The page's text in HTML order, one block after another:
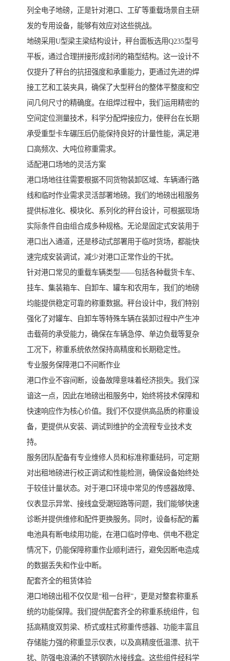
列全电子地磅，正是针对港口、工矿等重载场景自主研
发的专用设备，能够有效应对这些挑战。
地磅采用U型梁主梁结构设计，秤台面板选用Q235型号
平板，通过合理拼接形成封闭的箱型结构。这一设计不
仅提升了秤台的抗扭强度和承重能力，更通过先进的焊
接工艺和工装夹具，确保了大型秤台的整体平整度和空
间几何尺寸的精确度。在组焊过程中，我们运用精密的
空间定位测量技术，科学分配焊接应力，使秤台在长期
承受重型卡车碾压后仍能保持良好的计量性能，满足港
口高频次、大吨位称重需求。
适配港口场地的灵活方案
港口场地往往需要根据不同货物装卸区域、车辆通行路
线和临时作业需求灵活部署地磅。我们的地磅出租服务
提供标准化、模块化、系列化的秤台设计，可根据现场
实际条件自由组合成多种规格。无论是固定式安装用于
港口出入通道，还是移动式部署用于临时货场，都能快
速完成安装调试，减少对港口正常作业的干扰。
针对港口常见的重载车辆类型——包括各种载货卡车、
挂车、集装箱车、自卸车、罐车和农用车，我们的地磅
均能提供稳定可靠的称重数据。秤台设计中，我们特别
强化了对罐车、自卸车等特殊车辆在装卸过程中产生冲
击载荷的承受能力，确保在车辆急停、单边负载等复杂
工况下，称重系统依然保持高精度和长期稳定性。
专业服务保障港口不间断作业
港口作业不容间断，设备故障意味着经济损失。我们深
谙这一点，因此在地磅出租服务中，始终将技术保障和
快速响应作为核心价值。我们不仅提供高品质的称重设
备，更提供从安装、调试到维护的全流程专业技术支
持。
服务团队配备有专业维修人员和标准称重砝码，可定期
对出租地磅进行校正调试和性能检测，确保设备始终处
于较佳计量状态。对于港口环境中常见的传感器故障、
仪表显示异常、接线盒受潮短路等问题，我们能够快速
诊断并提供维修和配件更换服务。同时，设备标配的蓄
电池具有断电续用功能，在港口临时停电、供电不稳定
情况下，仍能保障称重作业顺利进行，避免因断电造成
的数据丢失和作业中断。
配套齐全的租赁体验
港口地磅出租不仅仅是“租一台秤”，更是对整套称重系
统的功能保障。我们提供配套齐全的称重系统组件，包
括高精度双剪梁、桥式或柱式称重传感器、功能丰富且
存储能力强的称重显示仪表，以及高精度低温漂、抗干
扰、防强电浪涌的不锈钢防水接线盒。这些组件经科学